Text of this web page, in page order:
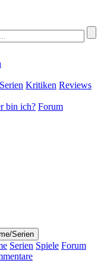
Kritiken Reviews
bin ich? Forum
Serien Spiele Forum